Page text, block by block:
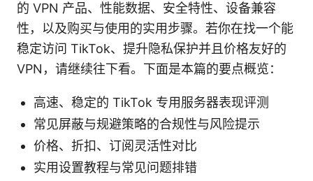
的 VPN 产品、性能数据、安全特性、设备兼容
性，以及购买与使用的实用步骤。若你在找一个能
稳定访问 TikTok、提升隐私保护并且价格友好的
VPN，请继续往下看。下面是本篇的要点概览：
高速、稳定的 TikTok 专用服务器表现评测
常见屏蔽与规避策略的合规性与风险提示
价格、折扣、订阅灵活性对比
实用设置教程与常见问题排错